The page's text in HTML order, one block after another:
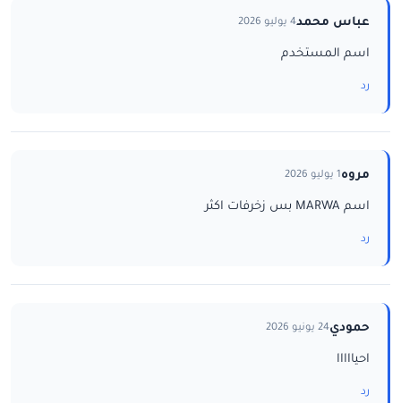
عباس محمد4 يوليو 2026
اسم المستخدم
رد
مروه1 يوليو 2026
اسم MARWA بس زخرفات اكثر
رد
حمودي24 يونيو 2026
احيااااا
رد